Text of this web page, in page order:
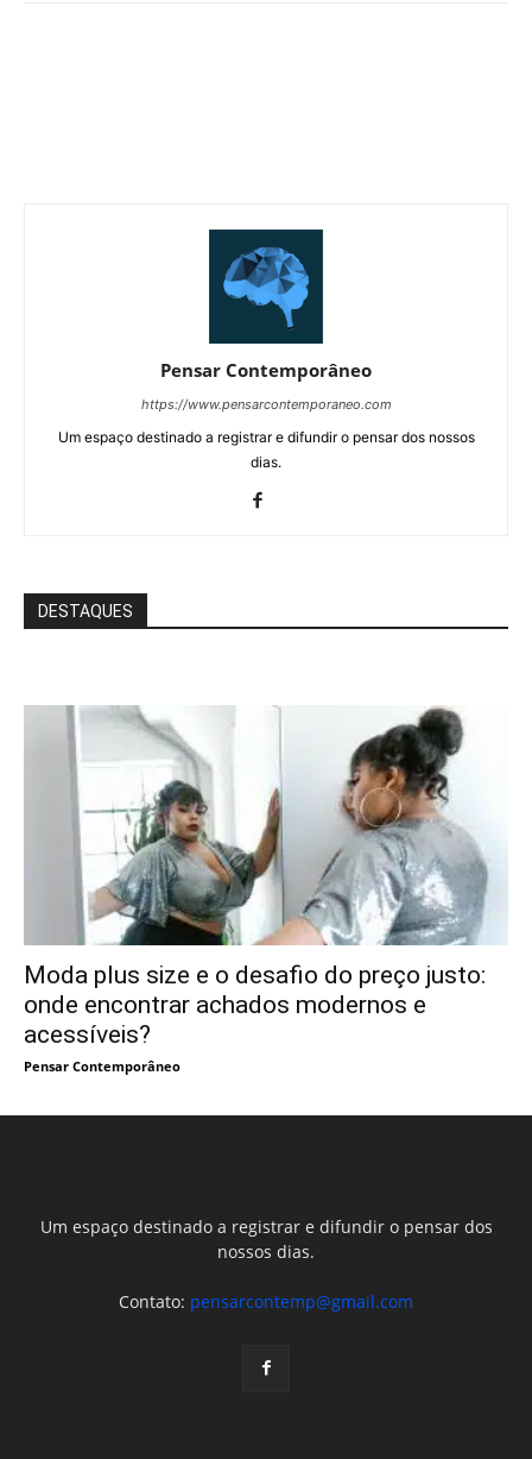
Pensar Contemporâneo
https://www.pensarcontemporaneo.com
Um espaço destinado a registrar e difundir o pensar dos nossos
dias.
DESTAQUES
Moda plus size e o desafio do preço justo:
onde encontrar achados modernos e
acessíveis?
Pensar Contemporâneo
Um espaço destinado a registrar e difundir o pensar dos
nossos dias.
Contato: pensarcontemp@gmail.com